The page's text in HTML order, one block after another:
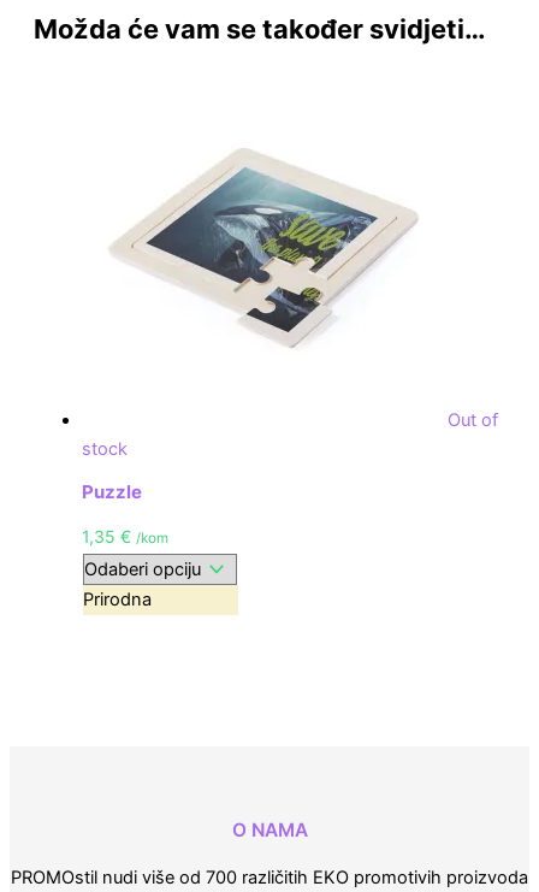
Možda će vam se također svidjeti…
Out of
stock
Puzzle
1,35 € /kom
Prirodna
O NAMA
PROMOstil nudi više od 700 različitih EKO promotivih proizvoda